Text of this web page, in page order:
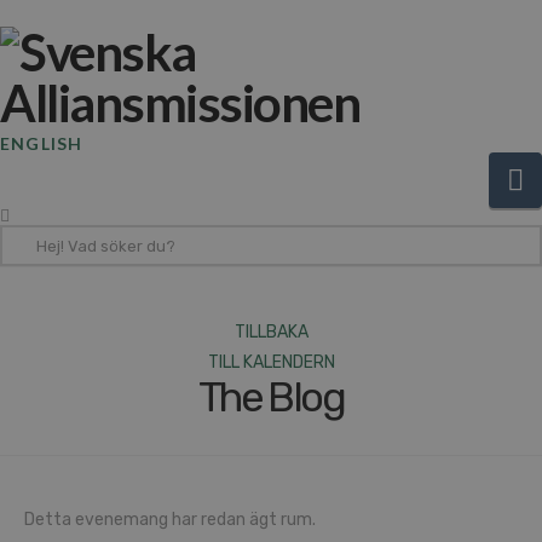
ENGLISH
TILLBAKA
TILL KALENDERN
The Blog
Detta evenemang har redan ägt rum.